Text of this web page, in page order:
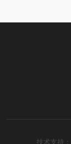
技术支持：